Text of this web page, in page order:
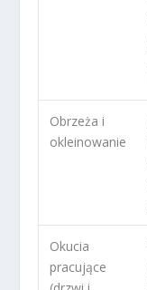
Obrzeża i
okleinowanie
Okucia
pracujące